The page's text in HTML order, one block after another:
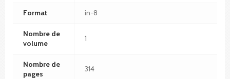
Format in-8
Nombre de
volume
1
Nombre de
pages
314